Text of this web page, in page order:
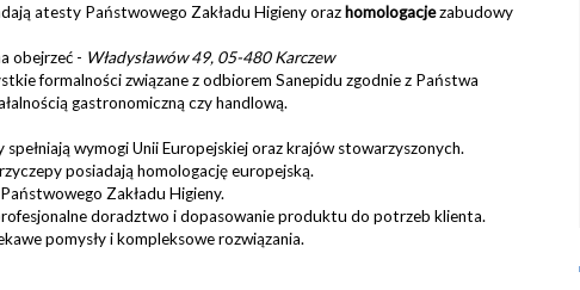
atesty Państwowego Zakładu Higieny orazhomologacjezabudowy
obejrzeć - Władysławów 49, 05-480 Karczew
formalności związane z odbiorem Sanepidu zgodnie z Państwa
gastronomiczną czy handlową.
spełniają wymogi Unii Europejskiej oraz krajów stowarzyszonych.
posiadają homologację europejską.
Zakładu Higieny.
doradztwo i dopasowanie produktu do potrzeb klienta.
pomysły i kompleksowe rozwiązania.